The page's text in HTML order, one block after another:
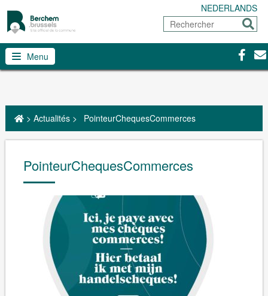
NEDERLANDS
Rechercher
Menu
> Actualités> PointeurChequesCommerces
PointeurChequesCommerces